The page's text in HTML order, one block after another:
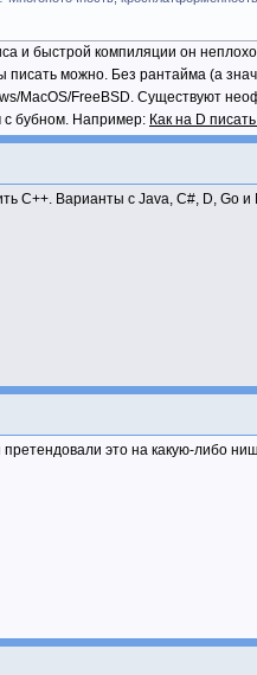
и быстрой компиляции он
можно. Без рантайма (а
MacOS/FreeBSD. Существуют
с бубном. Например: Как на D
С++. Варианты с Java, C#, D, Go
это на какую-либо